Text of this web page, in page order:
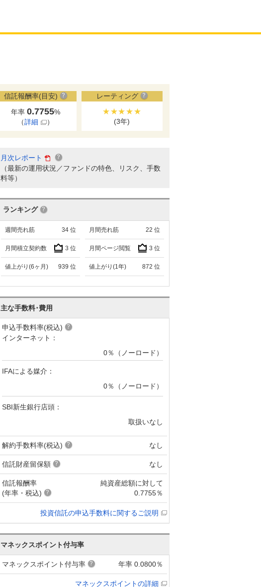
信託報酬率(目安)
年率0.7755%
（詳細 ）
レーティング
★★★★★
(3年)
月次レポート
（最新の運用状況／ファンドの特色、リスク、手数
料等）
ランキング
34 位
週間売れ筋 22 位
月間売れ筋
3 位
月間積立契約数 3 位
月間ページ閲覧
939 位
値上がり(6ヶ月) 872 位
値上がり(1年)
主な手数料･費用
申込手数料率(税込)
インターネット：
0％（ノーロード）
IFAによる媒介：
0％（ノーロード）
SBI新生銀行店頭：
取扱いなし
解約手数料率(税込) なし
信託財産留保額 なし
信託報酬率
(年率・税込)
純資産総額に対して
0.7755％
投資信託の申込手数料に関するご説明
マネックスポイント付与率
マネックスポイント付与率 年率 0.0800％
マネックスポイントの詳細